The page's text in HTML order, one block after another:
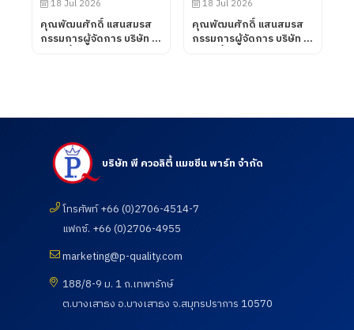
วันที่ 31 กรกฎาคม 2569
18 Jul 2026
คุณพัฒนศักดิ์ แสนสมรส
กรรมการผู้จัดการ บริษัท พี
สาขาวิศวกรรมการผลิต
อัตโนมัติ และสาขา
วิศวกรรมการจัดการ
อุตสาหกรรม คณะ
มหาวิทยาลัย ราชภัฏราช
นครินทร์ จังหวัดฉะเชิงเทรา
เมื่อวันที่ 18 กรกฎาคม
2569
18 Jul 2026
คุณพัฒนศักดิ์ แสนสมรส
กรรมการผู้จัดการ บริษัท พี
โดยโรงพยาบาลเกษม
ภาพ และเฝ้าระวังความ
บริษัท พี ควอลิตี้ แมชชีน พาร์ท จำกัด
โทรศัพท์ +66 (0)2706-4514-7
แฟกซ์. +66 (0)2706-4955
marketing@p-quality.com
188/8-9 ม. 1 ถ.เทพารักษ์
ต.บางเสาธง อ.บางเสาธง จ.สมุทรปราการ 10570